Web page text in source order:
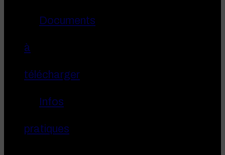
Documents
à
télécharger
Infos
pratiques